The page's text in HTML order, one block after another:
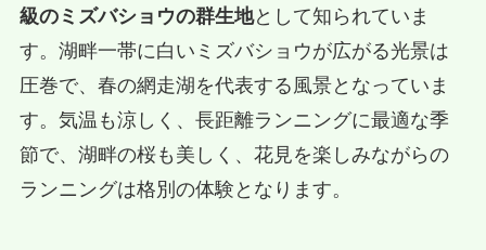
級のミズバショウの群生地として知られていま
す。湖畔一帯に白いミズバショウが広がる光景は
圧巻で、春の網走湖を代表する風景となっていま
す。気温も涼しく、長距離ランニングに最適な季
節で、湖畔の桜も美しく、花見を楽しみながらの
ランニングは格別の体験となります。